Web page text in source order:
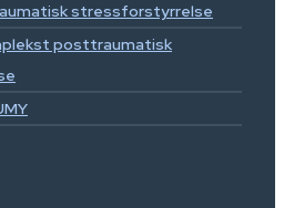
stressforstyrrelse
posttraumatisk